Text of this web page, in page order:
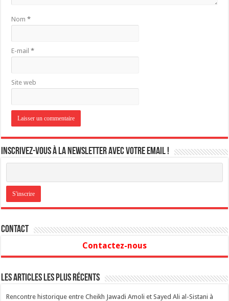
Nom*
E-mail*
Site web
Inscrivez-vous à la newsletter avec votre email !
Contact
Contactez-nous
Les articles les plus récents
Rencontre historique entre Cheikh Jawadi Amoli et Sayed Ali al-Sistani à